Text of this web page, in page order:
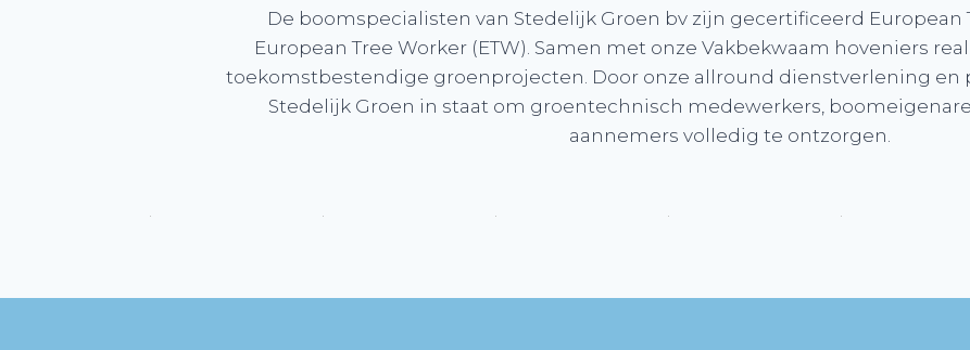
De boomspecialisten van Stedelijk Groen bv zijn gecertificeerd European
European Tree Worker (ETW). Samen met onze Vakbekwaam hoveniers
toekomstbestendige groenprojecten. Door onze allround dienstverlening en
Stedelijk Groen in staat om groentechnisch medewerkers,
aannemers volledig te ontzorgen.